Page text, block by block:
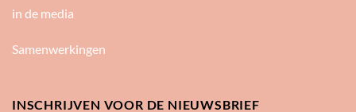
in de media
Samenwerkingen
INSCHRIJVEN VOOR DE NIEUWSBRIEF